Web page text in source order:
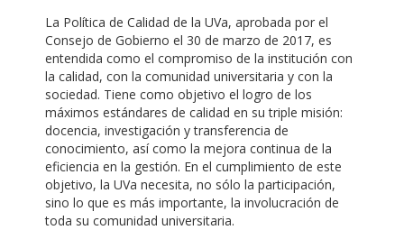
La Política de Calidad de la UVa, aprobada por el
Consejo de Gobierno el 30 de marzo de 2017, es
entendida como el compromiso de la institución con
la calidad, con la comunidad universitaria y con la
sociedad. Tiene como objetivo el logro de los
máximos estándares de calidad en su triple misión:
docencia, investigación y transferencia de
conocimiento, así como la mejora continua de la
eficiencia en la gestión. En el cumplimiento de este
objetivo, la UVa necesita, no sólo la participación,
sino lo que es más importante, la involucración de
toda su comunidad universitaria.